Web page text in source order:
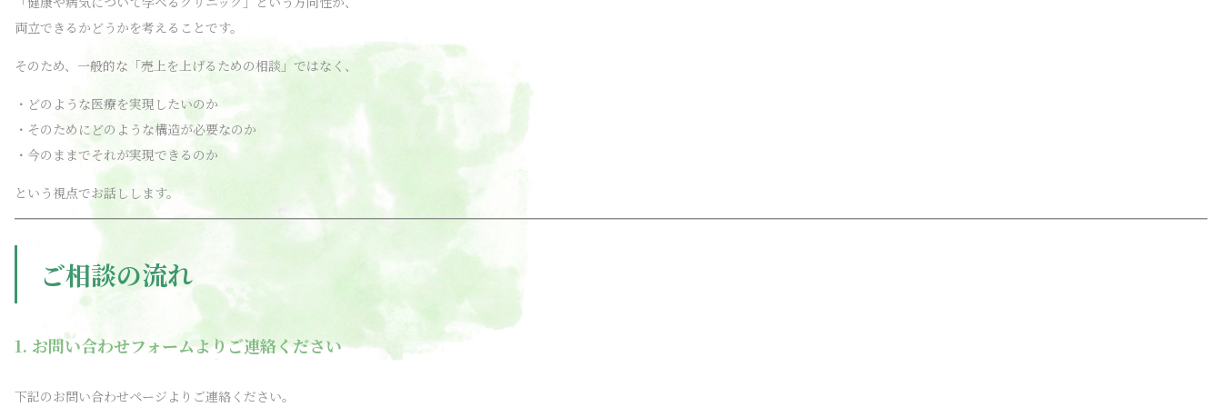
両立できるかどうかを考えることです。
そのため、一般的な「売上を上げるための相談」ではなく、
・どのような医療を実現したいのか
・そのためにどのような構造が必要なのか
・今のままでそれが実現できるのか
という視点でお話しします。
ご相談の流れ
1. お問い合わせフォームよりご連絡ください
下記のお問い合わせページよりご連絡ください。